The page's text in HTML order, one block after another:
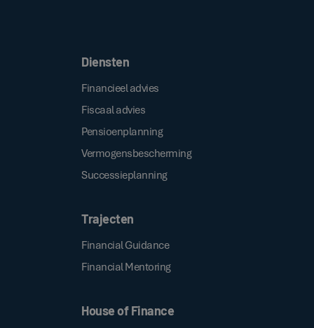
Diensten
Financieel advies
Fiscaal advies
Pensioenplanning
Vermogensbescherming
Successieplanning
Trajecten
Financial Guidance
Financial Mentoring
House of Finance